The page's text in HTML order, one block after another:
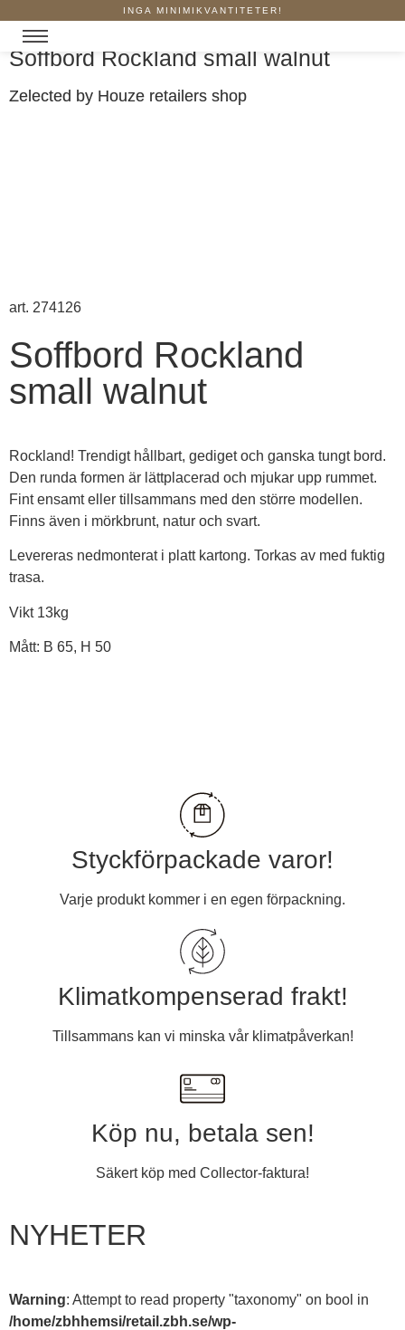
INGA MINIMIKVANTITETER!
Soffbord Rockland small walnut
Zelected by Houze retailers shop
art. 274126
Soffbord Rockland
small walnut
Rockland! Trendigt hållbart, gediget och ganska tungt bord.
Den runda formen är lättplacerad och mjukar upp rummet.
Fint ensamt eller tillsammans med den större modellen.
Finns även i mörkbrunt, natur och svart.
Levereras nedmonterat i platt kartong. Torkas av med fuktig
trasa.
Vikt 13kg
Mått: B 65, H 50
Styckförpackade varor!
Varje produkt kommer i en egen förpackning.
Klimatkompenserad frakt!
Tillsammans kan vi minska vår klimatpåverkan!
Köp nu, betala sen!
Säkert köp med Collector-faktura!
NYHETER
Warning: Attempt to read property "taxonomy" on bool in
/home/zbhhemsi/retail.zbh.se/wp-